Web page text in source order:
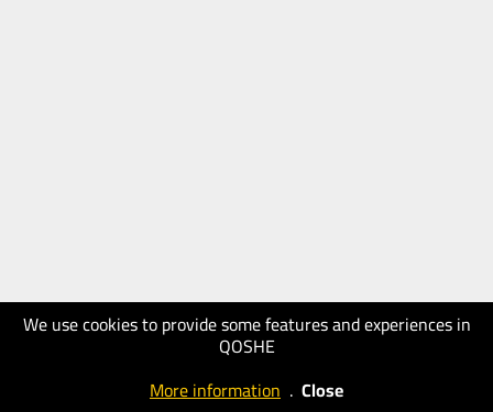
We use cookies to provide some features and experiences in
QOSHE
More information . Close